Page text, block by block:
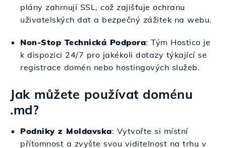
plány zahrnují SSL, což zajišťuje ochranu
uživatelských dat a bezpečný zážitek na webu.
Non-Stop Technická Podpora: Tým Hostico je
k dispozici 24/7 pro jakékoli dotazy týkající se
registrace domén nebo hostingových služeb.
Jak můžete používat doménu
.md?
Podniky z Moldavska: Vytvořte si místní
přítomnost a zvyšte svou viditelnost na trhu v